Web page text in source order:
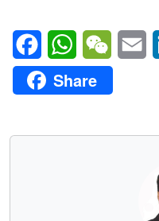
FacebookWhatsAppWeChat
Share